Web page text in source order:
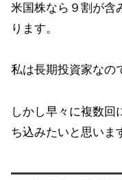
米国株なら９割が含
ります。
私は長期投資家なの
しかし早々に複数回
ち込みたいと思いま